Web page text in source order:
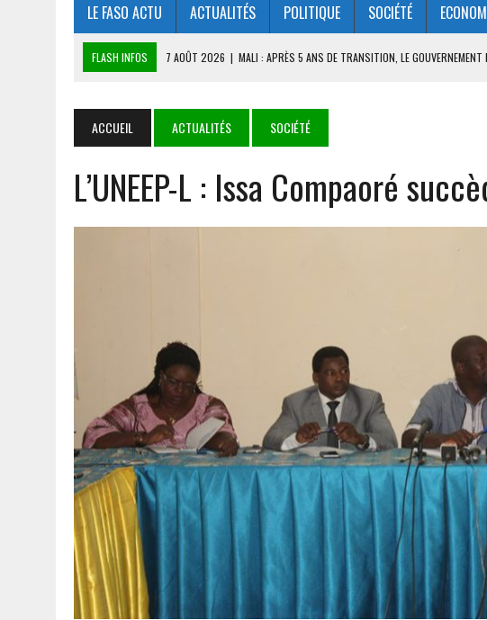
LE FASO ACTU ACTUALITÉS POLITIQUE SOCIÉTÉ
FLASH INFOS 7 AOÛT 2026 | MALI : APRÈS 5 ANS DE TRANSITION, LE
DÉDOUGOU : LES CORPS CONSTITUÉS RENDENT HOMMAGE AUX
5 AOÛT 2026 | GOULMOU : LA BVDP RENFORCE LES CAPACITÉS PSYCHOSOCIALES ET
8 AOÛT 2026 | IMMERSION AU BATAILLON MIXTE DE MARCHE FANTÔME 1 : LE FONDS DE
TERRAIN
ACCUEIL ACTUALITÉS SOCIÉTÉ
L’UNEEP-L : Issa Compaoré